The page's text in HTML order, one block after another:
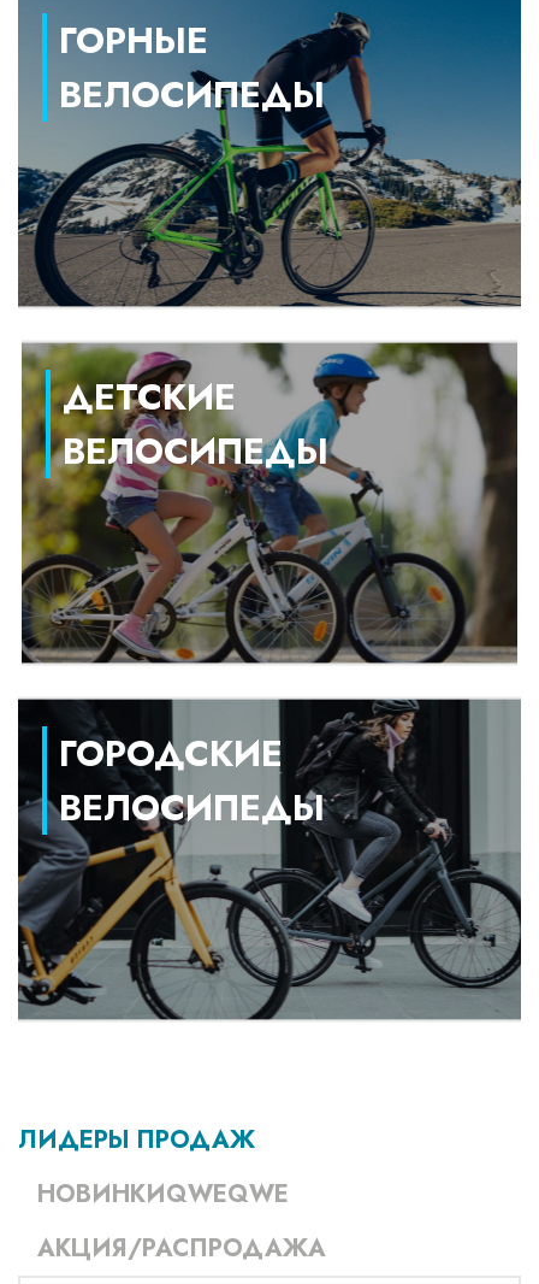
ГОРНЫЕ
ВЕЛОСИПЕДЫ
ДЕТСКИЕ
ВЕЛОСИПЕДЫ
ГОРОДСКИЕ
ВЕЛОСИПЕДЫ
ЛИДЕРЫ ПРОДАЖ
НОВИНКИQWEQWE
АКЦИЯ/РАСПРОДАЖА